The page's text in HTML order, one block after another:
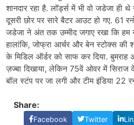
शानदार रहा है. लॉर्ड्स में भी वो जडेजा ही
दूसरी छोर पर सारे बैटर आउट हो गए. 61
जडेजा ने अंत तक उम्मीद जगाए रखा कि
हालांकि, जोफ्रा आर्चर और बेन स्टोक्स की
के मिडिल ऑर्डर को साफ कर दिया.
ज़ज्बा दिखाया, लेकिन 75वें ओवर में
बॉल स्टंप पर जा लगी और टीम इंडिया 22
Share:
Facebook Twitter